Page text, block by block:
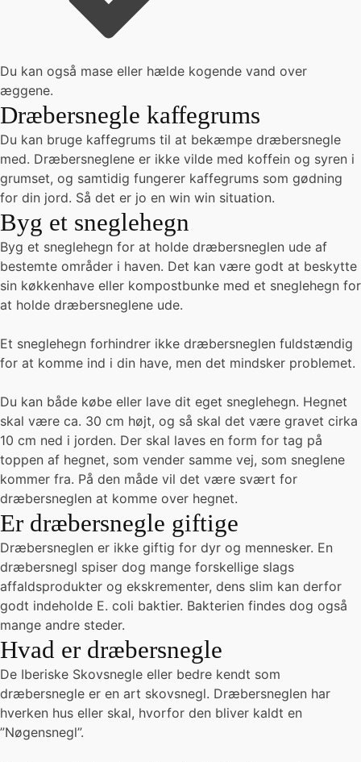
Du kan også mase eller hælde kogende vand over
æggene.
Dræbersnegle kaffegrums
Du kan bruge kaffegrums til at bekæmpe dræbersnegle
med. Dræbersneglene er ikke vilde med koffein og syren i
grumset, og samtidig fungerer kaffegrums som gødning
for din jord. Så det er jo en win win situation.
Byg et sneglehegn
Byg et sneglehegn for at holde dræbersneglen ude af
bestemte områder i haven. Det kan være godt at beskytte
sin køkkenhave eller kompostbunke med et sneglehegn for
at holde dræbersneglene ude.
Et sneglehegn forhindrer ikke dræbersneglen fuldstændig
for at komme ind i din have, men det mindsker problemet.
Du kan både købe eller lave dit eget sneglehegn. Hegnet
skal være ca. 30 cm højt, og så skal det være gravet cirka
10 cm ned i jorden. Der skal laves en form for tag på
toppen af hegnet, som vender samme vej, som sneglene
kommer fra. På den måde vil det være svært for
dræbersneglen at komme over hegnet.
Er dræbersnegle giftige
Dræbersneglen er ikke giftig for dyr og mennesker. En
dræbersnegl spiser dog mange forskellige slags
affaldsprodukter og ekskrementer, dens slim kan derfor
godt indeholde E. coli baktier. Bakterien findes dog også
mange andre steder.
Hvad er dræbersnegle
De Iberiske Skovsnegle eller bedre kendt som
dræbersnegle er en art skovsnegl. Dræbersneglen har
hverken hus eller skal, hvorfor den bliver kaldt en
”Nøgensnegl”.